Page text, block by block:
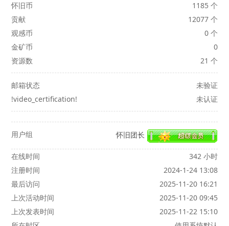
怀旧币
1185 个
贡献
12077 个
观感币
0 个
金矿币
0
资源数
21 个
邮箱状态
未验证
!video_certification!
未认证
用户组 怀旧团长
在线时间
342 小时
注册时间
2024-1-24 13:08
最后访问
2025-11-20 16:21
上次活动时间
2025-11-20 09:45
上次发表时间
2025-11-22 15:10